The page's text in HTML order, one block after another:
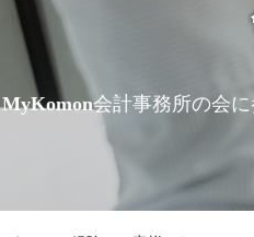
MyKomon会計事務所の会